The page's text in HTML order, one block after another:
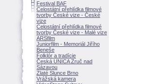
Festival BAF
Celostátní přehlídka filmové
tvorby České vize - České
vize
Celostátní přehlídka filmové
tvorby České vize - Malé vize
ARSfilm
Juniorfilm - Memoriál Jiřího
Beneše
Folklór a tradície
Česká UNICA Zruč nad
Sázavou
Zlaté Slunce Brno
Vrážská kamera